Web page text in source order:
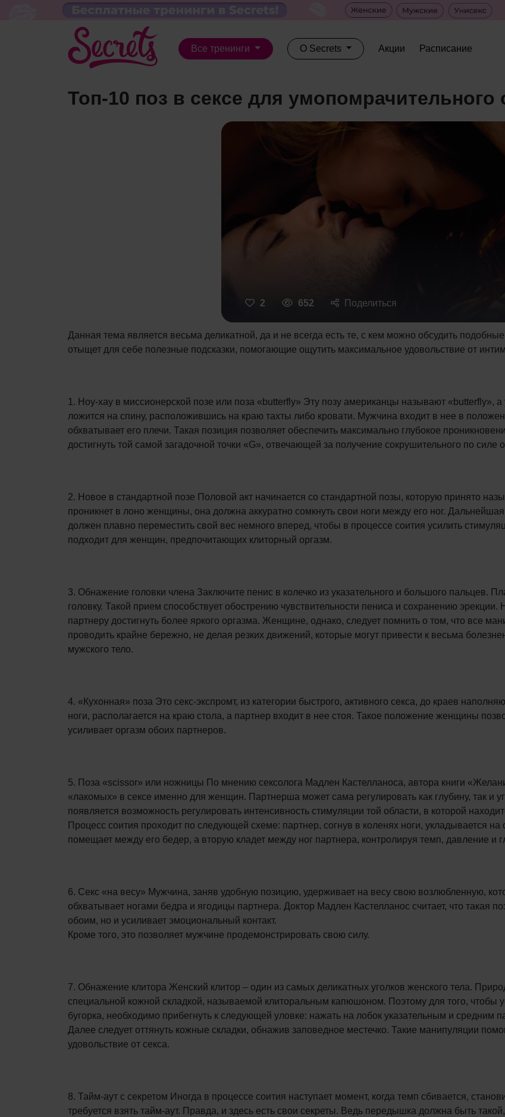
Все тренинги О Secrets Акции Расписание
Топ-10 поз в сексе для умопомрачительного
2 652 Поделиться
Данная тема является весьма деликатной, да и не всегда есть те, с кем можно обсудить
отыщет для себе полезные подсказки, помогающие ощутить максимальное удовольствие от интим
1. Ноу-хау в миссионерской позе или поза «butterfly» Эту позу американцы называют «butterfly»,
ложится на спину, расположившись на краю тахты либо кровати. Мужчина входит в нее в
обхватывает его плечи. Такая позиция позволяет обеспечить максимально глубокое
достигнуть той самой загадочной точки «G», отвечающей за получение сокрушительного по силе
2. Новое в стандартной позе Половой акт начинается со стандартной позы, которую принято
проникнет в лоно женщины, она должна аккуратно сомкнуть свои ноги между его ног.
должен плавно переместить свой вес немного вперед, чтобы в процессе соития усилить
подходит для женщин, предпочитающих клиторный оргазм.
3. Обнажение головки члена Заключите пенис в колечко из указательного и большого пальцев.
головку. Такой прием способствует обострению чувствительности пениса и сохранению
партнеру достигнуть более яркого оргазма. Женщине, однако, следует помнить о том, что все
проводить крайне бережно, не делая резких движений, которые могут привести к весьма
мужского тело.
4. «Кухонная» поза Это секс-экспромт, из категории быстрого, активного секса, до краев
ноги, располагается на краю стола, а партнер входит в нее стоя. Такое положение женщины
усиливает оргазм обоих партнеров.
5. Поза «scissor» или ножницы По мнению сексолога Мадлен Кастелланоса, автора книги
«лакомых» в сексе именно для женщин. Партнерша может сама регулировать как глубину, так и
появляется возможность регулировать интенсивность стимуляции той области, в которой
Процесс соития проходит по следующей схеме: партнер, согнув в коленях ноги, укладывается
помещает между его бедер, а вторую кладет между ног партнера, контролируя темп, давление и
6. Секс «на весу» Мужчина, заняв удобную позицию, удерживает на весу свою возлюбленную,
обхватывает ногами бедра и ягодицы партнера. Доктор Мадлен Кастелланос считает, что такая
обоим, но и усиливает эмоциональный контакт.
Кроме того, это позволяет мужчине продемонстрировать свою силу.
7. Обнажение клитора Женский клитор – один из самых деликатных уголков женского тела.
специальной кожной складкой, называемой клиторальным капюшоном. Поэтому для того, чтобы
бугорка, необходимо прибегнуть к следующей уловке: нажать на лобок указательным и средним
Далее следует оттянуть кожные складки, обнажив заповедное местечко. Такие манипуляции
удовольствие от секса.
8. Тайм-аут с секретом Иногда в процессе соития наступает момент, когда темп сбивается,
требуется взять тайм-аут. Правда, и здесь есть свои секреты. Ведь передышка должна быть